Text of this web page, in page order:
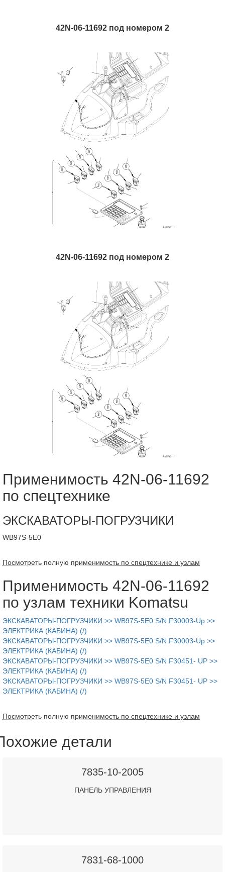
42N-06-11692 под номером 2
42N-06-11692 под номером 2
Применимость 42N-06-11692
по спецтехнике
ЭКСКАВАТОРЫ-ПОГРУЗЧИКИ
WB97S-5E0
Посмотреть полную применимость по спецтехнике и узлам
Применимость 42N-06-11692
по узлам техники Komatsu
ЭКСКАВАТОРЫ-ПОГРУЗЧИКИ >> WB97S-5E0 S/N F30003-Up >>
ЭЛЕКТРИКА (КАБИНА) (/)
ЭКСКАВАТОРЫ-ПОГРУЗЧИКИ >> WB97S-5E0 S/N F30003-Up >>
ЭЛЕКТРИКА (КАБИНА) (/)
ЭКСКАВАТОРЫ-ПОГРУЗЧИКИ >> WB97S-5E0 S/N F30451- UP >>
ЭЛЕКТРИКА (КАБИНА) (/)
ЭКСКАВАТОРЫ-ПОГРУЗЧИКИ >> WB97S-5E0 S/N F30451- UP >>
ЭЛЕКТРИКА (КАБИНА) (/)
Посмотреть полную применимость по спецтехнике и узлам
детали
7835-10-2005
ПАНЕЛЬ УПРАВЛЕНИЯ
7831-68-1000